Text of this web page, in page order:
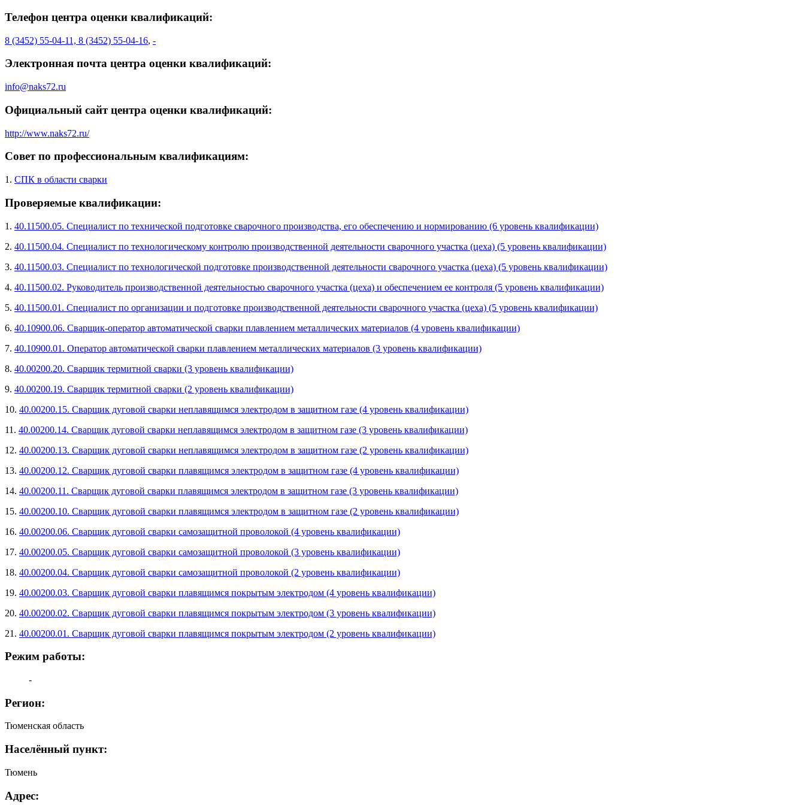
Телефон центра оценки квалификаций:
8 (3452) 55-04-11, 8 (3452) 55-04-16, -
Электронная почта центра оценки квалификаций:
info@naks72.ru
Официальный сайт центра оценки квалификаций:
http://www.naks72.ru/
Совет по профессиональным квалификациям:
1. СПК в области сварки
Проверяемые квалификации:
1. 40.11500.05. Специалист по технической подготовке сварочного производства, его обеспечению и нормированию (6 уровень квалификации)
2. 40.11500.04. Специалист по технологическому контролю производственной деятельности сварочного участка (цеха) (5 уровень квалификации)
3. 40.11500.03. Специалист по технологической подготовке производственной деятельности сварочного участка (цеха) (5 уровень квалификации)
4. 40.11500.02. Руководитель производственной деятельностью сварочного участка (цеха) и обеспечением ее контроля (5 уровень квалификации)
5. 40.11500.01. Специалист по организации и подготовке производственной деятельности сварочного участка (цеха) (5 уровень квалификации)
6. 40.10900.06. Сварщик-оператор автоматической сварки плавлением металлических материалов (4 уровень квалификации)
7. 40.10900.01. Оператор автоматической сварки плавлением металлических материалов (3 уровень квалификации)
8. 40.00200.20. Сварщик термитной сварки (3 уровень квалификации)
9. 40.00200.19. Сварщик термитной сварки (2 уровень квалификации)
10. 40.00200.15. Сварщик дуговой сварки неплавящимся электродом в защитном газе (4 уровень квалификации)
11. 40.00200.14. Сварщик дуговой сварки неплавящимся электродом в защитном газе (3 уровень квалификации)
12. 40.00200.13. Сварщик дуговой сварки неплавящимся электродом в защитном газе (2 уровень квалификации)
13. 40.00200.12. Сварщик дуговой сварки плавящимся электродом в защитном газе (4 уровень квалификации)
14. 40.00200.11. Сварщик дуговой сварки плавящимся электродом в защитном газе (3 уровень квалификации)
15. 40.00200.10. Сварщик дуговой сварки плавящимся электродом в защитном газе (2 уровень квалификации)
16. 40.00200.06. Сварщик дуговой сварки самозащитной проволокой (4 уровень квалификации)
17. 40.00200.05. Сварщик дуговой сварки самозащитной проволокой (3 уровень квалификации)
18. 40.00200.04. Сварщик дуговой сварки самозащитной проволокой (2 уровень квалификации)
19. 40.00200.03. Сварщик дуговой сварки плавящимся покрытым электродом (4 уровень квалификации)
20. 40.00200.02. Сварщик дуговой сварки плавящимся покрытым электродом (3 уровень квалификации)
21. 40.00200.01. Сварщик дуговой сварки плавящимся покрытым электродом (2 уровень квалификации)
Режим работы:
-
Регион:
Тюменская область
Населённый пункт:
Тюмень
Адрес: